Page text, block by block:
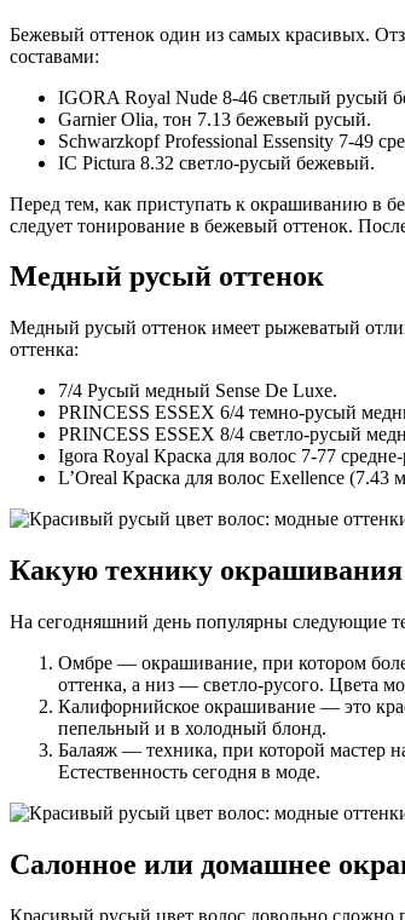
Бежевый оттенок один из самых красивых.
составами:
IGORA Royal Nude 8-46 светлый русый
Garnier Olia, тон 7.13 бежевый русый.
Schwarzkopf Professional Essensity 7-49
IC Pictura 8.32 светло-русый бежевый.
Перед тем, как приступать к окрашиванию в
следует тонирование в бежевый оттенок.
Медный русый оттенок
Медный русый оттенок имеет рыжеватый
оттенка:
7/4 Русый медный Sense De Luxe.
PRINCESS ESSEX 6/4 темно-русый
PRINCESS ESSEX 8/4 светло-русый
Igora Royal Краска для волос 7-77
L’Oreal Краска для волос Exellence (7.43
Какую технику
На сегодняшний день популярны следующие
Омбре — окрашивание, при котором
оттенка, а низ — светло-русого. Цвета
Калифорнийское окрашивание — это
пепельный и в холодный блонд.
Балаяж — техника, при которой мастер
Естественность сегодня в моде.
Салонное или домашнее
Красивый русый цвет волос довольно сложно